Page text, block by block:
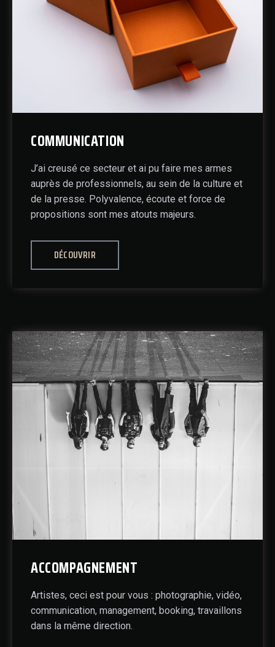
COMMUNICATION
J’ai creusé ce secteur et ai pu faire mes armes
auprès de professionnels, au sein de la culture et
de la presse. Polyvalence, écoute et force de
propositions sont mes atouts majeurs.
DÉCOUVRIR
ACCOMPAGNEMENT
Artistes, ceci est pour vous : photographie, vidéo,
communication, management, booking, travaillons
dans la même direction.